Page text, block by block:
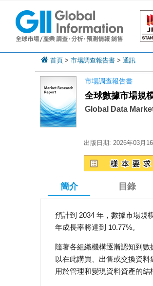
首頁 > 市場調查報告書 > 通訊
市場調查報告書
全球數據市場規
Global Data
出版日期: 2026年03月16
簡介 目錄
預計到 2034 年，數據市場規
年成長率將達到 10.77%。
隨著各組織機構逐漸認知到
以在此購買、出售或交換資
用於管理和變現資料資產的結